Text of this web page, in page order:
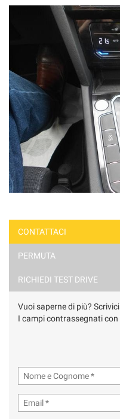
CONTATTACI
PERMUTA
RICHIEDI TEST DRIVE
Vuoi saperne di più?
I campi contrassegnati